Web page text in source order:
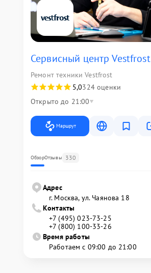
Сервисный центр Vestfrost
Ремонт техники Vestfrost
5,0324 оценки
Открыто до 21:00
Маршрут
ОбзорОтзывы 330
Адрес
г. Москва, ул. Чаянова 18
Контакты
+7 (495) 023-73-25
+7 (800) 100-33-26
Время работы
Работаем с 09:00 до 21:00